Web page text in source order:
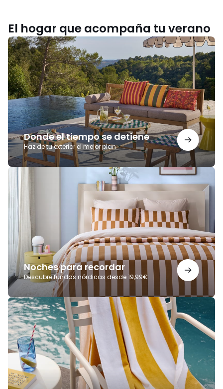
El hogar que acompaña tu verano
Donde el tiempo se detiene
Haz de tu exterior el mejor plan
Donde
el
tiempo
se
detiene
Noches para recordar
Descubre fundas nórdicas desde 19,99€
Noches
para
recordar
¿Playa
o
piscina?